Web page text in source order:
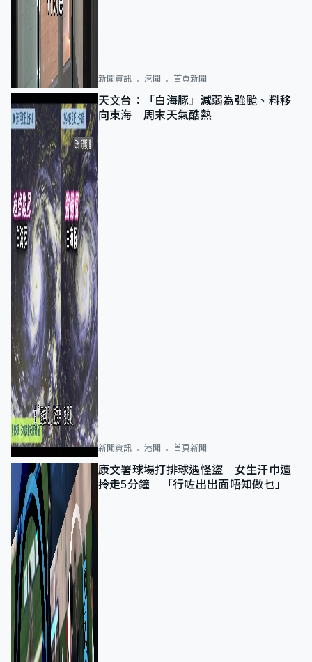
新聞資訊 港聞 首頁新聞
天文台：「白海豚」減弱為強颱、料移
向東海 周末天氣酷熱
新聞資訊 港聞 首頁新聞
康文署球場打排球遇怪盜 女生汗巾遭
拎走5分鐘 「行咗出出面唔知做乜」